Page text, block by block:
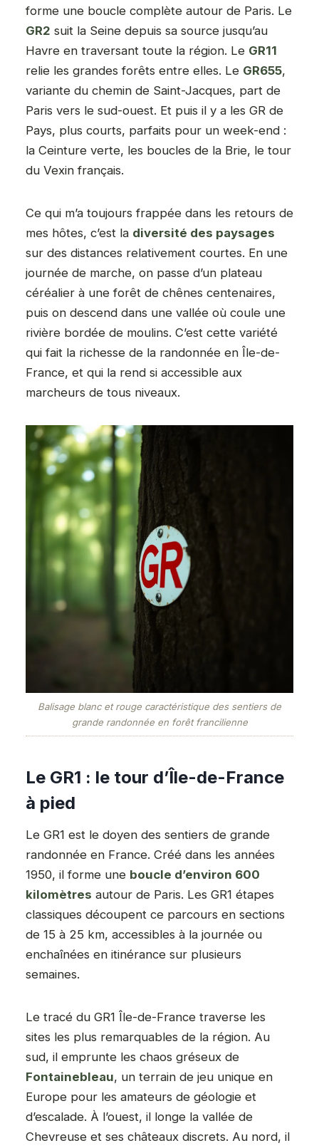
forme une boucle complète autour de Paris. Le
GR2 suit la Seine depuis sa source jusqu’au
Havre en traversant toute la région. Le GR11
relie les grandes forêts entre elles. Le GR655,
variante du chemin de Saint-Jacques, part de
Paris vers le sud-ouest. Et puis il y a les GR de
Pays, plus courts, parfaits pour un week-end :
la Ceinture verte, les boucles de la Brie, le tour
du Vexin français.
Ce qui m’a toujours frappée dans les retours de
mes hôtes, c’est la diversité des paysages
sur des distances relativement courtes. En une
journée de marche, on passe d’un plateau
céréalier à une forêt de chênes centenaires,
puis on descend dans une vallée où coule une
rivière bordée de moulins. C’est cette variété
qui fait la richesse de la randonnée en Île-de-
France, et qui la rend si accessible aux
marcheurs de tous niveaux.
Balisage blanc et rouge caractéristique des sentiers de
grande randonnée en forêt francilienne
Le GR1 : le tour d’Île-de-France
à pied
Le GR1 est le doyen des sentiers de grande
randonnée en France. Créé dans les années
1950, il forme une boucle d’environ 600
kilomètres autour de Paris. Les GR1 étapes
classiques découpent ce parcours en sections
de 15 à 25 km, accessibles à la journée ou
enchaînées en itinérance sur plusieurs
semaines.
Le tracé du GR1 Île-de-France traverse les
sites les plus remarquables de la région. Au
sud, il emprunte les chaos gréseux de
Fontainebleau, un terrain de jeu unique en
Europe pour les amateurs de géologie et
d’escalade. À l’ouest, il longe la vallée de
Chevreuse et ses châteaux discrets. Au nord, il